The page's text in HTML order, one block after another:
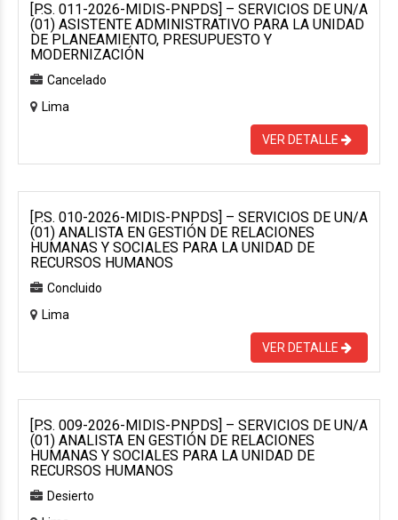
[P.S. 011-2026-MIDIS-PNPDS] – SERVICIOS DE UN/A
(01) ASISTENTE ADMINISTRATIVO PARA LA UNIDAD
DE PLANEAMIENTO, PRESUPUESTO Y
MODERNIZACIÓN
Cancelado
Lima
VER DETALLE
[P.S. 010-2026-MIDIS-PNPDS] – SERVICIOS DE UN/A
(01) ANALISTA EN GESTIÓN DE RELACIONES
HUMANAS Y SOCIALES PARA LA UNIDAD DE
RECURSOS HUMANOS
Concluido
Lima
VER DETALLE
[P.S. 009-2026-MIDIS-PNPDS] – SERVICIOS DE UN/A
(01) ANALISTA EN GESTIÓN DE RELACIONES
HUMANAS Y SOCIALES PARA LA UNIDAD DE
RECURSOS HUMANOS
Desierto